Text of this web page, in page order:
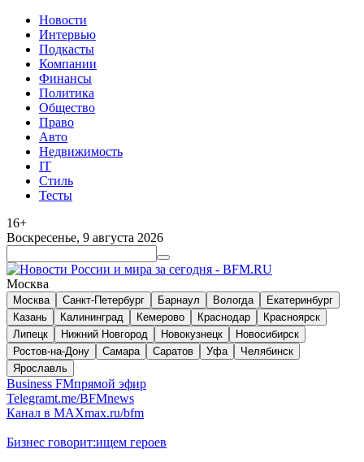
Новости
Интервью
Подкасты
Компании
Финансы
Политика
Общество
Право
Авто
Недвижимость
IT
Стиль
Тесты
16+
Воскресенье, 9 августа 2026
Москва
Москва Санкт-Петербург Барнаул Вологда
Екатеринбург
Казань
Калининград Кемерово Краснодар
Красноярск
Липецк
Нижний Новгород Новокузнецк
Новосибирск
Ростов-на-Дону
Самара Саратов Уфа
Челябинск
Ярославль
Business FMпрямой эфир
Telegramt.me/BFMnews
Канал в MAXmax.ru/bfm
Бизнес говорит:ищем героев